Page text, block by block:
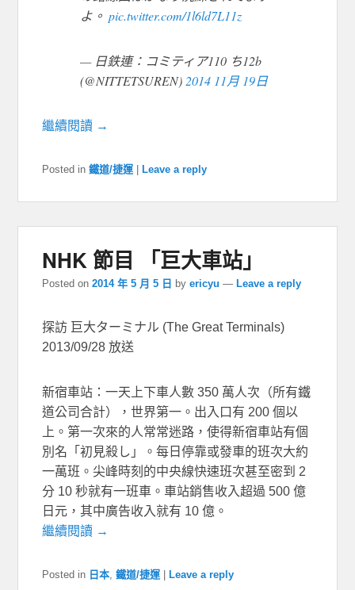
よ。pic.twitter.com/1l6ld7L11z
— 日鉄連：コミティア110 ち12b
(@NITTETSUREN) 2014 11月 19日
繼續閱讀 →
Posted in 鐵道/捷運 |Leave a reply
NHK 節目 「巨大車站」
Posted on2014 年 5 月 5 日 byericyu — Leave a reply
探訪 巨大ターミナル (The Great Terminals)
2013/09/28 放送
新宿車站：一天上下車人數 350 萬人次（所有鐵
道公司合計），世界第一。出入口有 200 個以
上。第一次來的人常常迷路，使得新宿車站有個
別名「初見殺し」。每日停靠或發車的班次大約
一萬班。尖峰時刻的中央線快速班次甚至密到 2
分 10 秒就有一班車。車站銷售收入超過 500 億
日元，其中廣告收入就有 10 億。
繼續閱讀 →
Posted in 日本,鐵道/捷運 Leave a reply